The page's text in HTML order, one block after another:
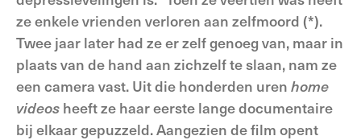
ze enkele vrienden verloren aan zelfmoord (*).
Twee jaar later had ze er zelf genoeg van, maar in
plaats van de hand aan zichzelf te slaan, nam ze
een camera vast. Uit die honderden uren home
videos heeft ze haar eerste lange documentaire
bij elkaar gepuzzeld. Aangezien de film opent